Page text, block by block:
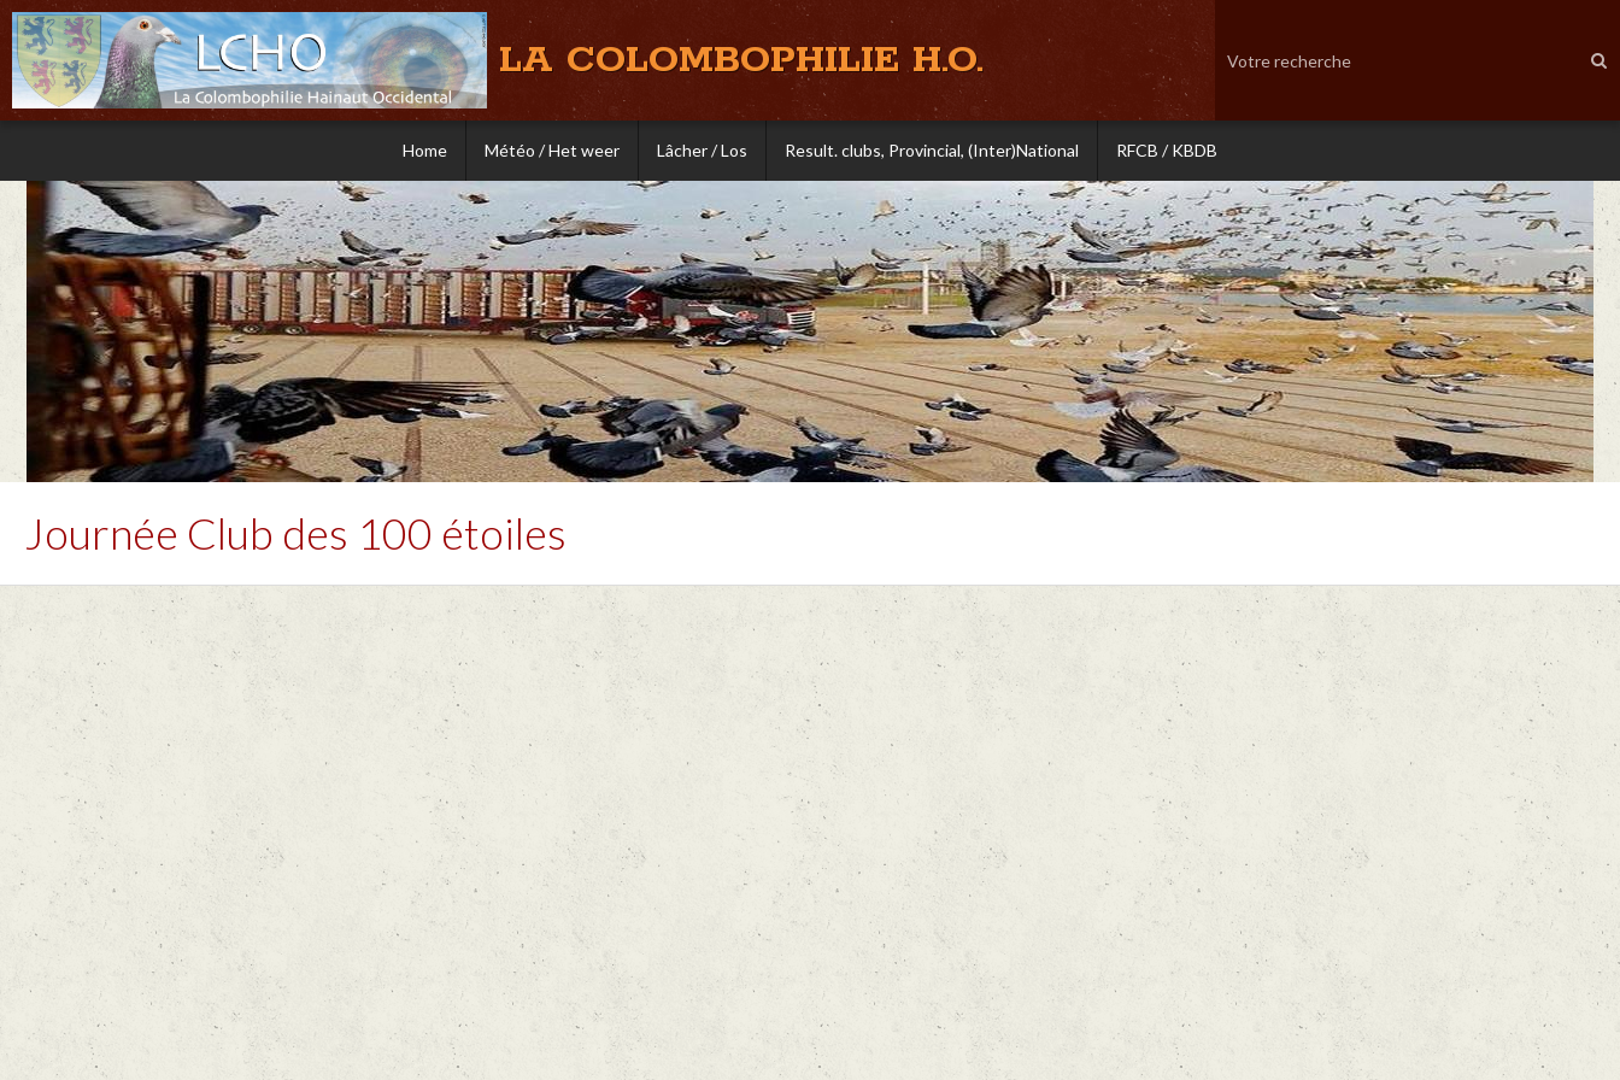
LA COLOMBOPHILIE H.O.
Home Météo / Het weer Lâcher / Los Result. clubs, Provincial, (Inter)National RFCB / KBDB
Journée Club des 100 étoiles